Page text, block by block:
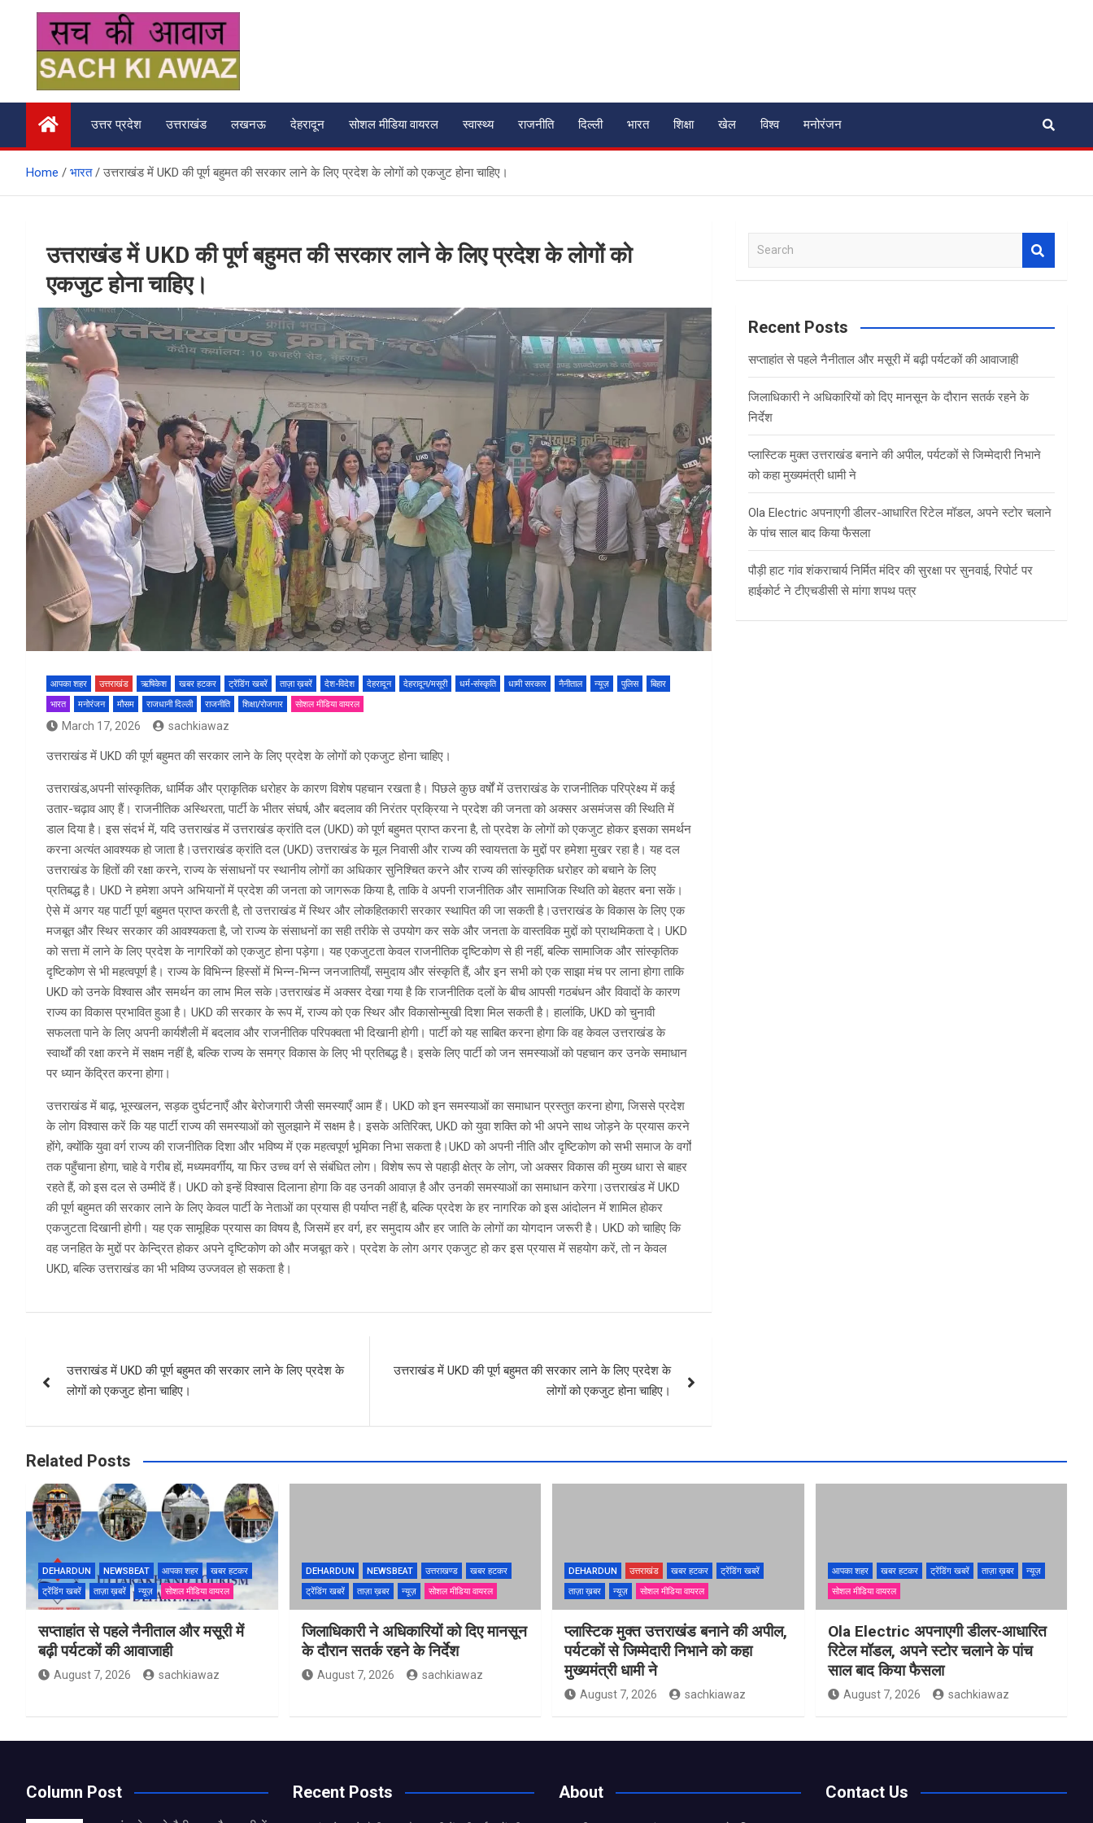
content
सच की आवाज
उत्तर प्रदेश उत्तराखंड लखनऊ देहरादून सोशल मीडिया वायरल स्वास्थ्य राजनीति दिल्ली भारत शिक्षा खेल विश्व मनोरंजन
Home भारत उत्तराखंड में UKD की पूर्ण बहुमत की सरकार लाने के लिए प्रदेश के लोगों को एकजुट होना चाहिए।
उत्तराखंड में UKD की पूर्ण बहुमत की सरकार लाने के लिए प्रदेश के लोगों को
एकजुट होना चाहिए।
आपका शहर उत्तराखंड ऋषिकेश खबर हटकर ट्रेंडिंग खबरें ताज़ा ख़बरें देश-विदेश देहरादून देहरादून/मसूरी धर्म-संस्कृति धामी सरकार नैनीताल न्यूज़ पुलिस
बिहार
भारत
मनोरंजन मौसम राजधानी दिल्ली राजनीति शिक्षा/रोजगार सोशल मीडिया वायरल
March 17, 2026 sachkiawaz
उत्तराखंड में UKD की पूर्ण बहुमत की सरकार लाने के लिए प्रदेश के लोगों को एकजुट होना चाहिए।
उत्तराखंड,अपनी सांस्कृतिक, धार्मिक और प्राकृतिक धरोहर के कारण विशेष पहचान रखता है। पिछले कुछ वर्षों में उत्तराखंड के राजनीतिक परिप्रेक्ष्य में कई
उतार-चढ़ाव आए हैं। राजनीतिक अस्थिरता, पार्टी के भीतर संघर्ष, और बदलाव की निरंतर प्रक्रिया ने प्रदेश की जनता को अक्सर असमंजस की स्थिति में
डाल दिया है। इस संदर्भ में, यदि उत्तराखंड में उत्तराखंड क्रांति दल (UKD) को पूर्ण बहुमत प्राप्त करना है, तो प्रदेश के लोगों को एकजुट होकर इसका समर्थन
करना अत्यंत आवश्यक हो जाता है।उत्तराखंड क्रांति दल (UKD) उत्तराखंड के मूल निवासी और राज्य की स्वायत्तता के मुद्दों पर हमेशा मुखर रहा है। यह दल
उत्तराखंड के हितों की रक्षा करने, राज्य के संसाधनों पर स्थानीय लोगों का अधिकार सुनिश्चित करने और राज्य की सांस्कृतिक धरोहर को बचाने के लिए
प्रतिबद्ध है। UKD ने हमेशा अपने अभियानों में प्रदेश की जनता को जागरूक किया है, ताकि वे अपनी राजनीतिक और सामाजिक स्थिति को बेहतर बना सकें।
ऐसे में अगर यह पार्टी पूर्ण बहुमत प्राप्त करती है, तो उत्तराखंड में स्थिर और लोकहितकारी सरकार स्थापित की जा सकती है।उत्तराखंड के विकास के लिए एक
मजबूत और स्थिर सरकार की आवश्यकता है, जो राज्य के संसाधनों का सही तरीके से उपयोग कर सके और जनता के वास्तविक मुद्दों को प्राथमिकता दे। UKD
को सत्ता में लाने के लिए प्रदेश के नागरिकों को एकजुट होना पड़ेगा। यह एकजुटता केवल राजनीतिक दृष्टिकोण से ही नहीं, बल्कि सामाजिक और सांस्कृतिक
दृष्टिकोण से भी महत्वपूर्ण है। राज्य के विभिन्न हिस्सों में भिन्न-भिन्न जनजातियाँ, समुदाय और संस्कृति हैं, और इन सभी को एक साझा मंच पर लाना होगा ताकि
UKD को उनके विश्वास और समर्थन का लाभ मिल सके।उत्तराखंड में अक्सर देखा गया है कि राजनीतिक दलों के बीच आपसी गठबंधन और विवादों के कारण
राज्य का विकास प्रभावित हुआ है। UKD की सरकार के रूप में, राज्य को एक स्थिर और विकासोन्मुखी दिशा मिल सकती है। हालांकि, UKD को चुनावी
सफलता पाने के लिए अपनी कार्यशैली में बदलाव और राजनीतिक परिपक्वता भी दिखानी होगी। पार्टी को यह साबित करना होगा कि वह केवल उत्तराखंड के
स्वार्थों की रक्षा करने में सक्षम नहीं है, बल्कि राज्य के समग्र विकास के लिए भी प्रतिबद्ध है। इसके लिए पार्टी को जन समस्याओं को पहचान कर उनके समाधान
पर ध्यान केंद्रित करना होगा।
उत्तराखंड में बाढ़, भूस्खलन, सड़क दुर्घटनाएँ और बेरोजगारी जैसी समस्याएँ आम हैं। UKD को इन समस्याओं का समाधान प्रस्तुत करना होगा, जिससे प्रदेश
के लोग विश्वास करें कि यह पार्टी राज्य की समस्याओं को सुलझाने में सक्षम है। इसके अतिरिक्त, UKD को युवा शक्ति को भी अपने साथ जोड़ने के प्रयास करने
होंगे, क्योंकि युवा वर्ग राज्य की राजनीतिक दिशा और भविष्य में एक महत्वपूर्ण भूमिका निभा सकता है।UKD को अपनी नीति और दृष्टिकोण को सभी समाज के वर्गों
तक पहुँचाना होगा, चाहे वे गरीब हों, मध्यमवर्गीय, या फिर उच्च वर्ग से संबंधित लोग। विशेष रूप से पहाड़ी क्षेत्र के लोग, जो अक्सर विकास की मुख्य धारा से बाहर
रहते हैं, को इस दल से उम्मीदें हैं। UKD को इन्हें विश्वास दिलाना होगा कि वह उनकी आवाज़ है और उनकी समस्याओं का समाधान करेगा।उत्तराखंड में UKD
की पूर्ण बहुमत की सरकार लाने के लिए केवल पार्टी के नेताओं का प्रयास ही पर्याप्त नहीं है, बल्कि प्रदेश के हर नागरिक को इस आंदोलन में शामिल होकर
एकजुटता दिखानी होगी। यह एक सामूहिक प्रयास का विषय है, जिसमें हर वर्ग, हर समुदाय और हर जाति के लोगों का योगदान जरूरी है। UKD को चाहिए कि
वह जनहित के मुद्दों पर केन्द्रित होकर अपने दृष्टिकोण को और मजबूत करे। प्रदेश के लोग अगर एकजुट हो कर इस प्रयास में सहयोग करें, तो न केवल
UKD, बल्कि उत्तराखंड का भी भविष्य उज्जवल हो सकता है।
navigation
उत्तराखंड में UKD की पूर्ण बहुमत की सरकार लाने के लिए प्रदेश के
लोगों को एकजुट होना चाहिए।
उत्तराखंड में UKD की पूर्ण बहुमत की सरकार लाने के लिए प्रदेश के
लोगों को एकजुट होना चाहिए।
a
c
Recent Posts
सप्ताहांत से पहले नैनीताल और मसूरी में बढ़ी पर्यटकों की आवाजाही
जिलाधिकारी ने अधिकारियों को दिए मानसून के दौरान सतर्क रहने के
निर्देश
प्लास्टिक मुक्त उत्तराखंड बनाने की अपील, पर्यटकों से जिम्मेदारी निभाने
को कहा मुख्यमंत्री धामी ने
Ola Electric अपनाएगी डीलर-आधारित रिटेल मॉडल, अपने स्टोर चलाने
के पांच साल बाद किया फैसला
पौड़ी हाट गांव शंकराचार्य निर्मित मंदिर की सुरक्षा पर सुनवाई, रिपोर्ट पर
हाईकोर्ट ने टीएचडीसी से मांगा शपथ पत्र
Related Posts
DEHARDUN NEWSBEAT आपका शहर
खबर हटकर
ट्रेंडिंग खबरें
ताज़ा ख़बरें न्यूज़ सोशल मीडिया वायरल
सप्ताहांत से पहले नैनीताल और मसूरी में
बढ़ी पर्यटकों की आवाजाही
August 7, 2026 sachkiawaz
DEHARDUN NEWSBEAT उत्तराखण्ड
खबर हटकर
ट्रेंडिंग खबरें
ताज़ा ख़बर न्यूज़ सोशल मीडिया वायरल
जिलाधिकारी ने अधिकारियों को दिए मानसून
के दौरान सतर्क रहने के निर्देश
August 7, 2026 sachkiawaz
DEHARDUN उत्तराखंड खबर हटकर
ट्रेंडिंग खबरें
ताज़ा ख़बर
न्यूज़ सोशल मीडिया वायरल
प्लास्टिक मुक्त उत्तराखंड बनाने की अपील,
पर्यटकों से जिम्मेदारी निभाने को कहा
मुख्यमंत्री धामी ने
August 7, 2026 sachkiawaz
आपका शहर खबर हटकर ट्रेंडिंग खबरें ताज़ा ख़बर
न्यूज़
सोशल मीडिया वायरल
Ola Electric अपनाएगी डीलर-आधारित
रिटेल मॉडल, अपने स्टोर चलाने के पांच
साल बाद किया फैसला
August 7, 2026 sachkiawaz
Column Post Recent Posts About Contact Us